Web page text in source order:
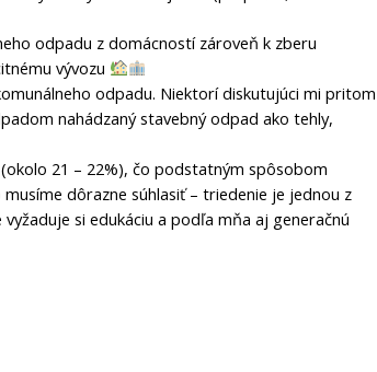
odpadu z domácností zároveň k zberu
vývozu
odpadu. Niektorí diskutujúci mi pritom
nahádzaný stavebný odpad ako tehly,
21 – 22%), čo podstatným spôsobom
dôrazne súhlasiť – triedenie je jednou z
si edukáciu a podľa mňa aj generačnú